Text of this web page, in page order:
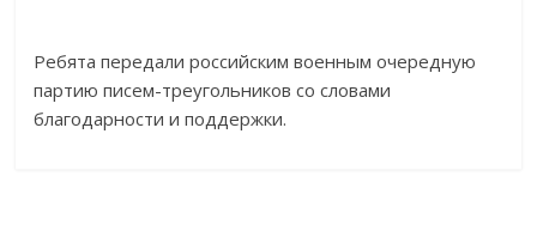
Ребята передали российским военным очередную
партию писем-треугольников со словами
благодарности и поддержки.